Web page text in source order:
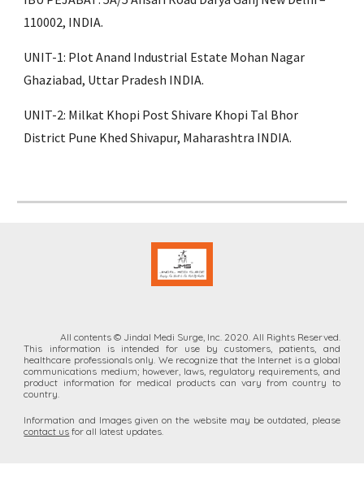
110002, INDIA.
UNIT-1: Plot Anand Industrial Estate Mohan Nagar
Ghaziabad, Uttar Pradesh INDIA.
UNIT-2: Milkat Khopi Post Shivare Khopi Tal Bhor
District Pune Khed Shivapur, Maharashtra INDIA.
All contents © Jindal Medi Surge, Inc. 2020. All Rights Reserved.
This information is intended for
use by customers, patients, and
healthcare professionals only. We recognize that the Internet is a global
communications medium; however, laws, regulatory requirements, and
product information for medical products can vary from country to
country.
Information and Images given on the website may be outdated, please
contact us for all latest updates.